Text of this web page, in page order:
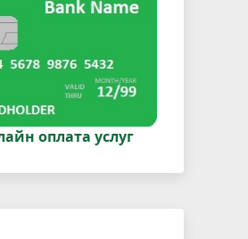
оплата услуг